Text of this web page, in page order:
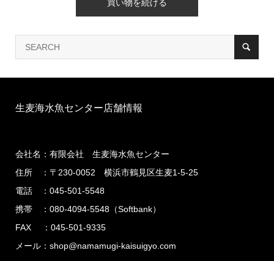
生麦海水魚センター店舗情報
会社名：有限会社 生麦海水魚センター
住所 ：〒230-0052 横浜市鶴見区生麦1-5-25
電話 ：045-501-5548
携帯 ：080-4094-5548（Softbank）
FAX ：045-501-9335
メール：shop@namamugi-kaisuigyo.com